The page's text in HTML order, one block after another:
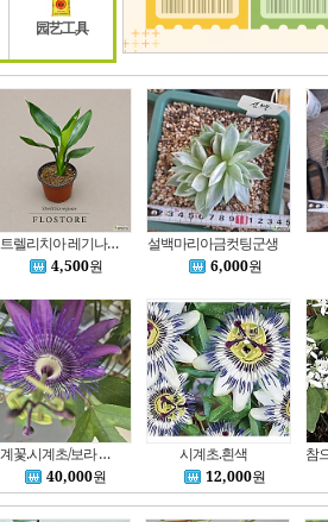
园艺工具
스트렐리치아 레기나에 극락조화 1025
4,500원
설백마리아금컷팅군생
6,000원
시계꽃.시계초/보라 대품,신규
40,000원
시계초.흰색
12,000원